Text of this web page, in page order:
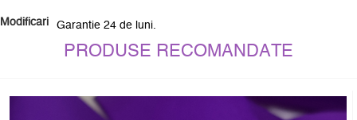
Modificari Garantie 24 de luni.
PRODUSE RECOMANDATE